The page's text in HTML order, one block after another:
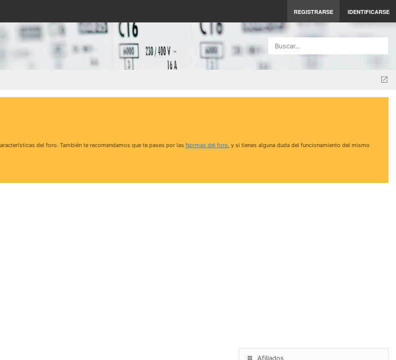
REGISTRARSE IDENTIFICARSE
Buscar…
del foro. También te recomendamos que te pases por las Normas del foro, y si tienes alguna duda del funcionamiento del mismo
Afiliados